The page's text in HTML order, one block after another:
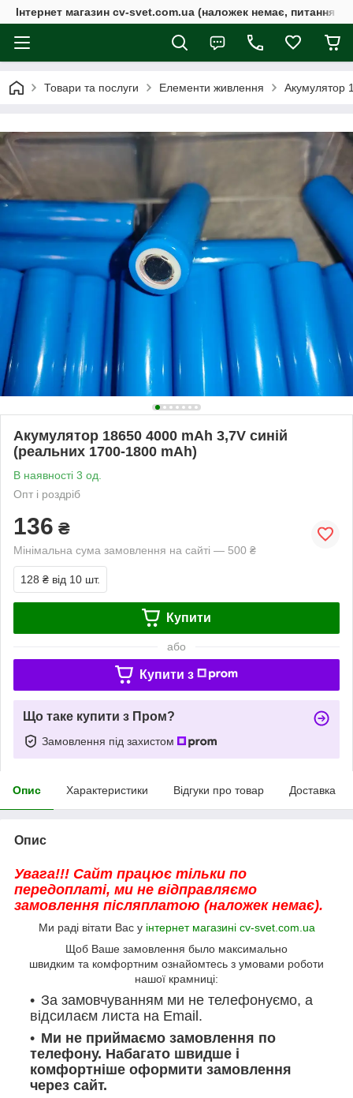
Інтернет магазин cv-svet.com.ua (наложек немає, питання у
Товари та послуги Елементи живлення Акумулятор
Акумулятор 18650 4000 mAh 3,7V синій
(реальних 1700-1800 mAh)
В наявності 3 од.
Опт і роздріб
136 ₴
Мінімальна сума замовлення на сайті — 500 ₴
128 ₴ від 10 шт.
Купити
або
Купити з
Що таке купити з Пром?
Замовлення під захистом
Опис Характеристики Відгуки про товар Доставка
Опис
Увага!!! Сайт працює тільки по
передоплаті, ми не відправляємо
замовлення післяплатою (наложек немає).
Ми раді вітати Вас у інтернет магазині cv-svet.com.ua
Щоб Ваше замовлення было максимально
швидким та комфортним ознайомтесь з умовами роботи
нашої крамниці:
За замовчуванням ми не телефонуємо, а
відсилаєм листа на Email.
Ми не приймаємо замовлення по
телефону. Набагато швидше і
комфортніше оформити замовлення
через сайт.